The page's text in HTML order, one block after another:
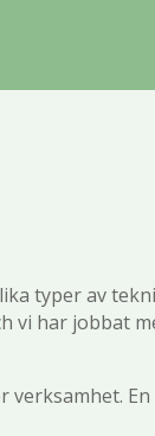
typer av
har jobbat